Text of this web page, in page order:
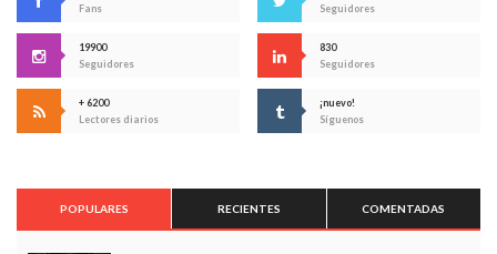
Fans
Seguidores
19900
Seguidores
830
Seguidores
+ 6200
Lectores diarios
¡nuevo!
Síguenos
POPULARES RECIENTES COMENTADAS